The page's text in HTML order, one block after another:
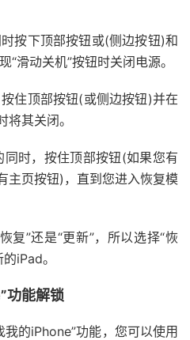
按下顶部按钮或(侧边按钮)和
滑动关机”按钮时关闭电源。
住顶部按钮(或侧边按钮)并在
将其关闭。
时，按住顶部按钮(如果您有
主页按钮)，直到您进入恢复模
复”还是“更新”，所以选择“恢
iPad。
功能解锁
的iPhone”功能，您可以使用